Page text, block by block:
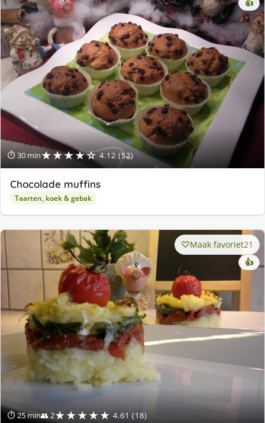
⏱ 30 min★★★★☆ 4.12 (52)
👍
Chocolade muffins
Taarten, koek & gebak
⏱ 25 min👥 2★★★★★ 4.61 (18)
Maak favoriet21
👍